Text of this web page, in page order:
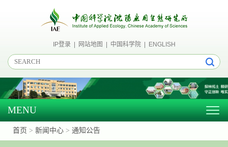
IP登录| 网站地图 中国科学院| ENGLISH
MENU
首页 > 新闻中心 > 通知公告